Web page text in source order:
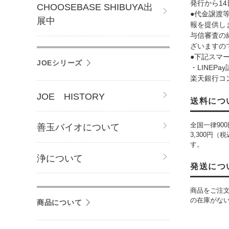
発行から14
●代金譲渡
報を提供し
与信審査の
ざいますの
●下記スマ
・
楽天銀行コ
送料につ
全国一律
3,300円（税
す。
発送につ
商品をご注
の在庫がな
CHOOSEBASE SHIBUYA出
展中
JOEシリーズ
JOE HISTORY
善玉バイオについて
浄について
商品について